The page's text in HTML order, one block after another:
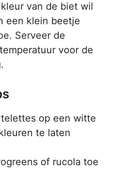
van de biet wil
een klein beetje
Serveer de
voor de
op een witte
te laten
of rucola toe